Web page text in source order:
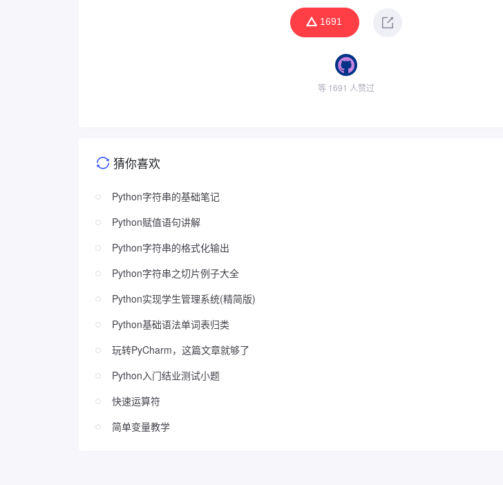
1691
等 1691 人赞过
猜你喜欢
Python字符串的基础笔记
Python赋值语句讲解
Python字符串的格式化输出
Python字符串之切片例子大全
Python实现学生管理系统(精简版)
Python基础语法单词表归类
玩转PyCharm，这篇文章就够了
Python入门结业测试小题
快速运算符
简单变量教学